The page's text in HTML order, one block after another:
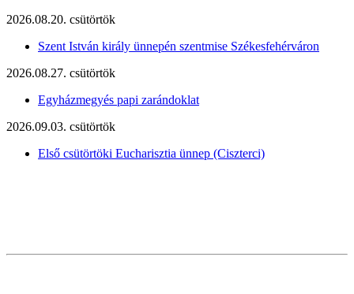
2026.08.20. csütörtök
Szent István király ünnepén szentmise Székesfehérváron
2026.08.27. csütörtök
Egyházmegyés papi zarándoklat
2026.09.03. csütörtök
Első csütörtöki Eucharisztia ünnep (Ciszterci)